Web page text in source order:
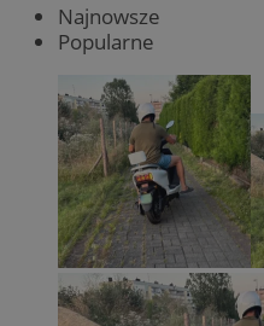
Najnowsze
Popularne